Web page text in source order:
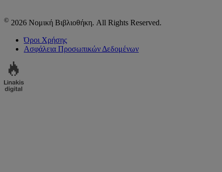
© 2026 Νομική Βιβλιοθήκη. All Rights Reserved.
Όροι Χρήσης
Ασφάλεια Προσωπικών Δεδομένων